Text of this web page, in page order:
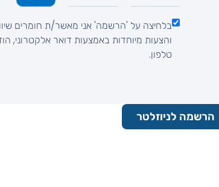
בלחיצה על 'הרשמה' אני מאשר/ת חומרים
טלפון.
הרשמה לניוזלטר